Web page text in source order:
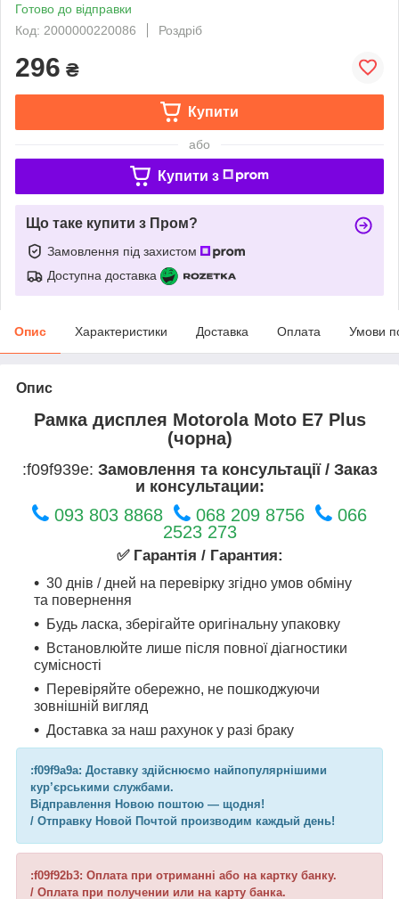
Готово до відправки
Код: 2000000220086
Роздріб
296 ₴
Купити
або
Купити з
Що таке купити з Пром?
Замовлення під захистом
Доступна доставка
Опис Характеристики Доставка Оплата Умови
Опис
Рамка дисплея Motorola Moto E7 Plus
(чорна)
:f09f939e: Замовлення та консультації / Заказ
и консультации:
093 803 8868 068 209 8756
066
2523 273
✅ Гарантія / Гарантия:
30 днів / дней на перевірку згідно умов обміну
та повернення
Будь ласка, зберігайте оригінальну упаковку
Встановлюйте лише після повної діагностики
сумісності
Перевіряйте обережно, не пошкоджуючи
зовнішній вигляд
Доставка за наш рахунок у разі браку
:f09f9a9a: Доставку здійснюємо найпопулярнішими
кур’єрськими службами.
Відправлення Новою поштою — щодня!
/ Отправку Новой Почтой производим каждый день!
:f09f92b3: Оплата при отриманні або на картку банку.
/ Оплата при получении или на карту банка.